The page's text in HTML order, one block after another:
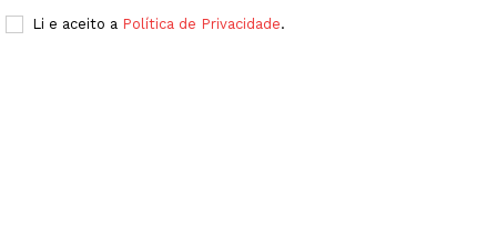
Li e aceito a Política de Privacidade.